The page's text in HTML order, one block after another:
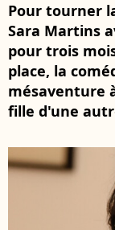
Pour tourner
Sara Martins
pour trois
place, la
mésaventure
fille d'une